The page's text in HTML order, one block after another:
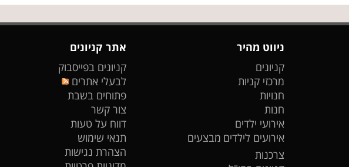
ניווט מהיר
קניונים
מרכזי קניות
חנויות
חנות
אירועי ילדים
אירועים לילדים מבצעים
צרכנות
אתר קניונים
קניונים בפייסבוק
לבעלי אתרים
פתוחים בשבת
צור קשר
דווח על טעות
תנאי שימוש
הצהרת נגישות